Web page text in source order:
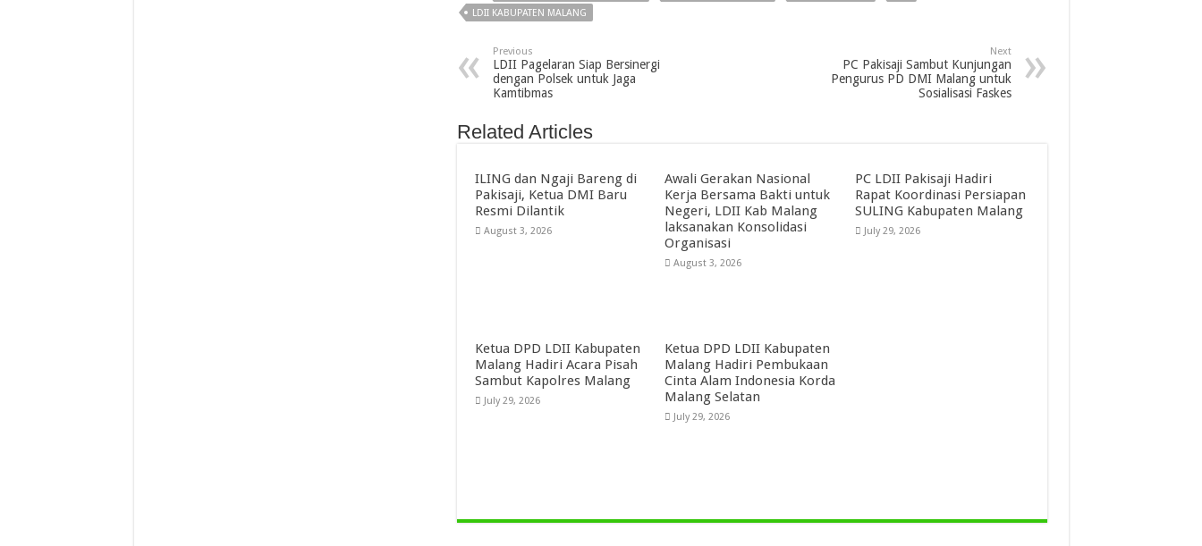
LDII KABUPATEN MALANG
Previous
LDII Pagelaran Siap Bersinergi
dengan Polsek untuk Jaga
Kamtibmas
Next
PC Pakisaji Sambut Kunjungan
Pengurus PD DMI Malang untuk
Sosialisasi Faskes
Related Articles
ILING dan Ngaji Bareng di
Pakisaji, Ketua DMI Baru
Resmi Dilantik
August 3, 2026
Awali Gerakan Nasional
Kerja Bersama Bakti untuk
Negeri, LDII Kab Malang
laksanakan Konsolidasi
Organisasi
August 3, 2026
PC LDII Pakisaji Hadiri
Rapat Koordinasi Persiapan
SULING Kabupaten Malang
July 29, 2026
Ketua DPD LDII Kabupaten
Malang Hadiri Acara Pisah
Sambut Kapolres Malang
July 29, 2026
Ketua DPD LDII Kabupaten
Malang Hadiri Pembukaan
Cinta Alam Indonesia Korda
Malang Selatan
July 29, 2026